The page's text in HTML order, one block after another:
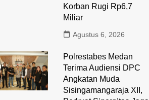
Korban Rugi Rp6,7
Miliar
Agustus 6, 2026
Polrestabes Medan
Terima Audiensi DPC
Angkatan Muda
Sisingamangaraja XII,